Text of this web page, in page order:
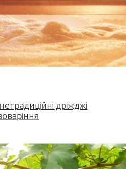
дріжджі